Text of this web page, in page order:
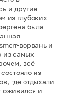
и другие
из глубоких
была
ворвань и
из самых
всё
из
где отдыхали
оживился и